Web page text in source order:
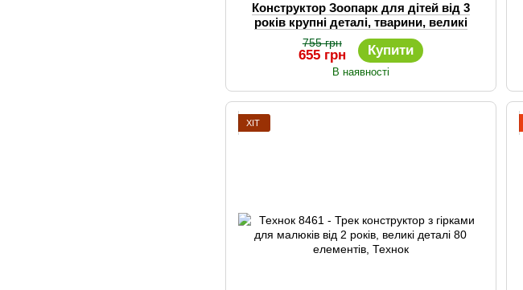
Конструктор Зоопарк для дітей від 3
років крупні деталі, тварини, великі
деталі 160 штук
755 грн
655 грн Купити
В наявності
ХІТ